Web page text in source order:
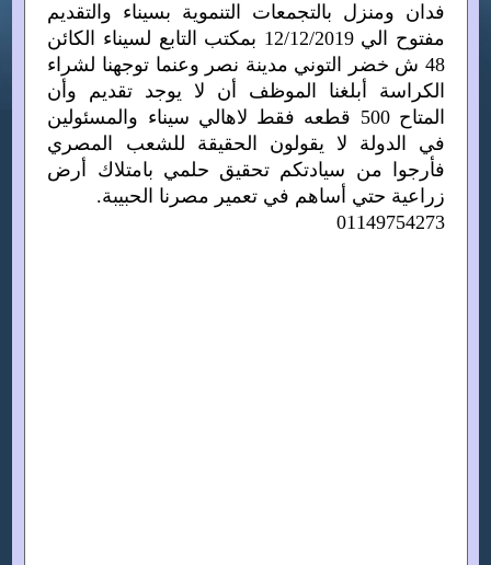
فدان ومنزل بالتجمعات التنموية بسيناء والتقديم
مفتوح الي 12/12/2019 بمكتب التابع لسيناء الكائن
48 ش خضر التوني مدينة نصر وعنما توجهنا لشراء
الكراسة أبلغنا الموظف أن لا يوجد تقديم وأن
المتاح 500 قطعه فقط لاهالي سيناء والمسئولين
في الدولة لا يقولون الحقيقة للشعب المصري
فأرجوا من سيادتكم تحقيق حلمي بامتلاك أرض
زراعية حتي أساهم في تعمير مصرنا الحبيبة.
01149754273